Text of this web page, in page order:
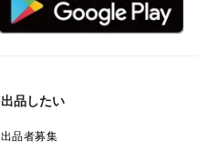
出品したい
出品者募集